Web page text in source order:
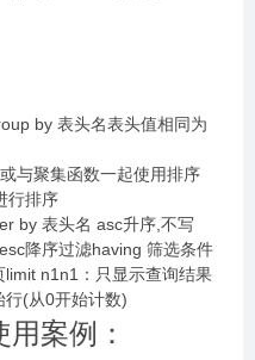
by 表头名表头值相同为
与聚集函数一起使用排序
行排序
by 表头名 asc升序,不写
降序过滤having 筛选条件
n1n1：只显示查询结果
(从0开始计数)
用案例：